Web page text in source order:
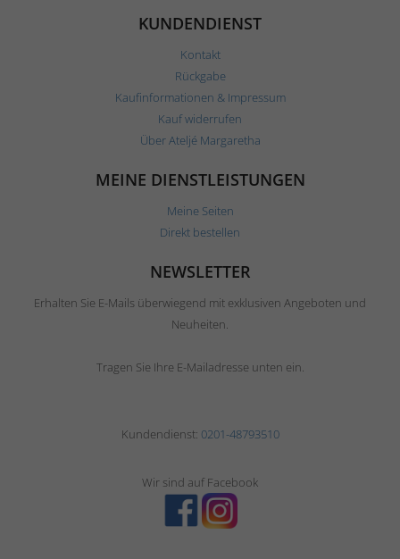
KUNDENDIENST
Kontakt
Rückgabe
Kaufinformationen & Impressum
Kauf widerrufen
Über Ateljé Margaretha
MEINE DIENSTLEISTUNGEN
Meine Seiten
Direkt bestellen
NEWSLETTER
Erhalten Sie E-Mails überwiegend mit exklusiven Angeboten und
Neuheiten.
Tragen Sie Ihre E-Mailadresse unten ein.
Kundendienst: 0201-48793510
Wir sind auf Facebook